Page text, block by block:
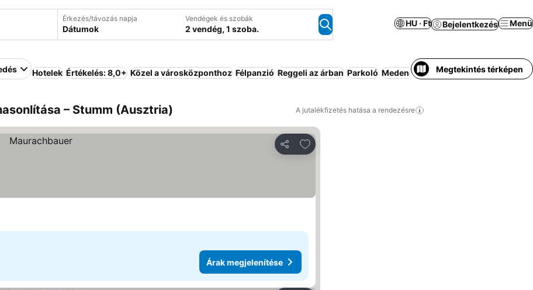
Érkezés/távozás napja
Dátumok
Vendégek és szobák
2 vendég, 1 szoba.
HU · Ft Bejelentkezés Menü
Hotelek Értékelés: 8,0+ Közel a városközponthoz Félpanzió Reggeli az árban Parkoló Medence Rugalmas lemondás
Megtekintés térképen
– Stumm (Ausztria) A jutalékfizetés hatása a rendezésre
Megosztás
Hozzáadás a kedvencekhez
Árak megjelenítése